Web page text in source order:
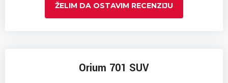
ŽELIM DA OSTAVIM RECENZIJU
Orium 701 SUV